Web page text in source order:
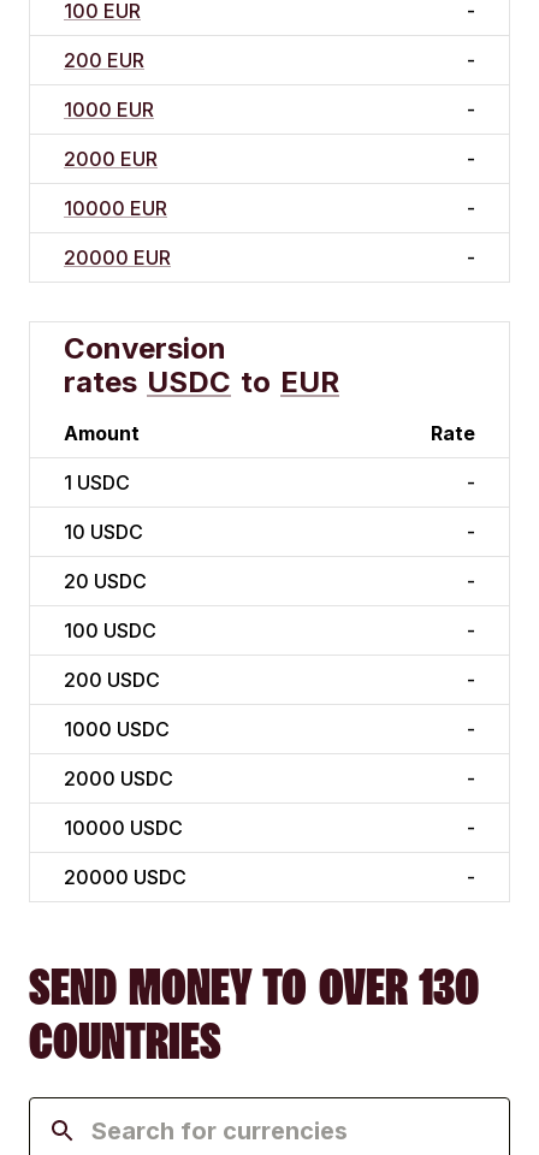
100 EUR -
200 EUR -
1000 EUR -
2000 EUR -
10000 EUR -
20000 EUR -
Conversion
rates USDC to EUR
Amount Rate
1 USDC -
10 USDC -
20 USDC -
100 USDC -
200 USDC -
1000 USDC -
2000 USDC -
10000 USDC -
20000 USDC -
SEND MONEY TO OVER 130
COUNTRIES